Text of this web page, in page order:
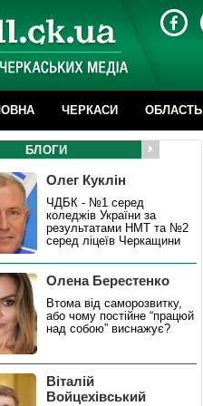
ЧЕРКАСИ ОБЛАСТЬ
БЛОГИ
Олег Куклін
ЧДБК - №1 серед
коледжів України за
результатами НМТ та №2
серед ліцеїв Черкащини
Олена Берестенко
Втома від саморозвитку,
або чому постійне “працюй
над собою” виснажує?
Віталій
Войцехівський